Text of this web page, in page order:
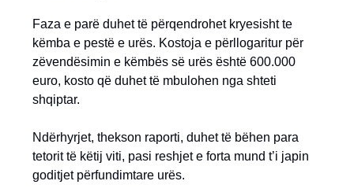
Faza e parë duhet të përqendrohet kryesisht te
këmba e pestë e urës. Kostoja e përllogaritur për
zëvendësimin e këmbës së urës është 600.000
euro, kosto që duhet të mbulohen nga shteti
shqiptar.
Ndërhyrjet, thekson raporti, duhet të bëhen para
tetorit të këtij viti, pasi reshjet e forta mund t’i japin
goditjet përfundimtare urës.